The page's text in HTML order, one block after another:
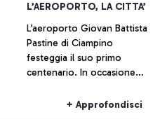
L’AEROPORTO, LA CITTA’
L’aeroporto Giovan Battista
Pastine di Ciampino
festeggia il suo primo
centenario. In occasione
prossimo 27 ottobre fino al
+ Approfondisci